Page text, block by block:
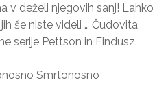
v deželi njegovih sanj! Lahko
še niste videli … Čudovita
serije Pettson in Findusz.
Smrtonosno